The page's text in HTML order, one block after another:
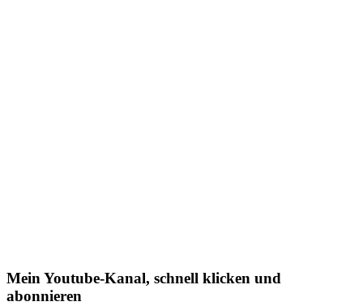
Mein Youtube-Kanal, schnell klicken und
abonnieren